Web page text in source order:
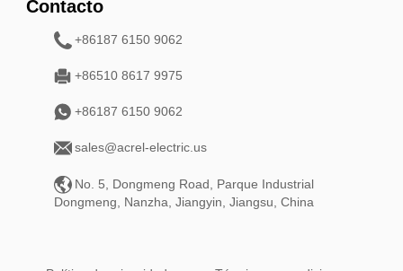
Contacto
+86187 6150 9062
+86510 8617 9975
+86187 6150 9062
sales@acrel-electric.us
No. 5, Dongmeng Road, Parque Industrial
Dongmeng, Nanzha, Jiangyin, Jiangsu, China